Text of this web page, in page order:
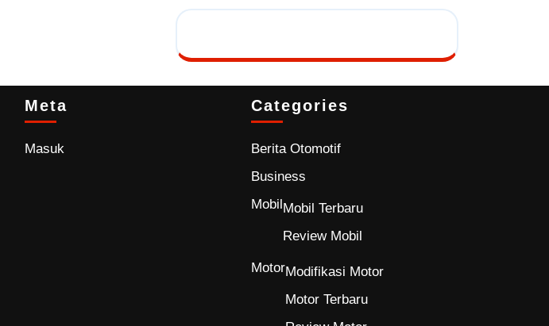
Meta
Masuk
Categories
Berita Otomotif
Business
MobilMobil Terbaru
Review Mobil
MotorModifikasi Motor
Motor Terbaru